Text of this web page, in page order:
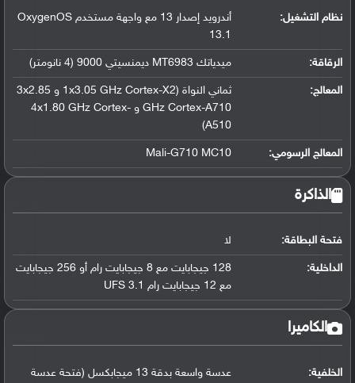
نظام التشغيل:
أندرويد إصدار 13 مع واجهة مستخدم OxygenOS
13.1
الرقاقة: ميدياتك MT6983 ديمنسيتي 9000 (4 نانومتر)
المعالج:
ثماني النواة (1x3.05 GHz Cortex-X2 و 3x2.85
GHz Cortex-A710 و 4x1.80 GHz Cortex-
A510)
المعالج الرسومي:
Mali-G710 MC10
الذاكرة
فتحة البطاقة: لا
الداخلية:
128 جيجابايت مع 8 جيجابايت رام أو 256 جيجابايت
مع 12 جيجابايت رام UFS 3.1
الكاميرا
الخلفية:
عدسة واسعة بدقة 13 ميجابكسل (فتحة عدسة